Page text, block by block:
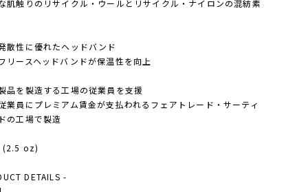
肌触りのリサイクル・ウールとリサイクル・ナイロンの混紡素
散性に優れたヘッドバンド
リースヘッドバンドが保温性を向上
品を製造する工場の従業員を支援
業員にプレミアム賃金が支払われるフェアトレード・サーティ
の工場で製造
(2.5 oz)
DETAILS -